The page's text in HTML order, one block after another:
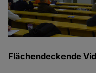
Flächendeckende